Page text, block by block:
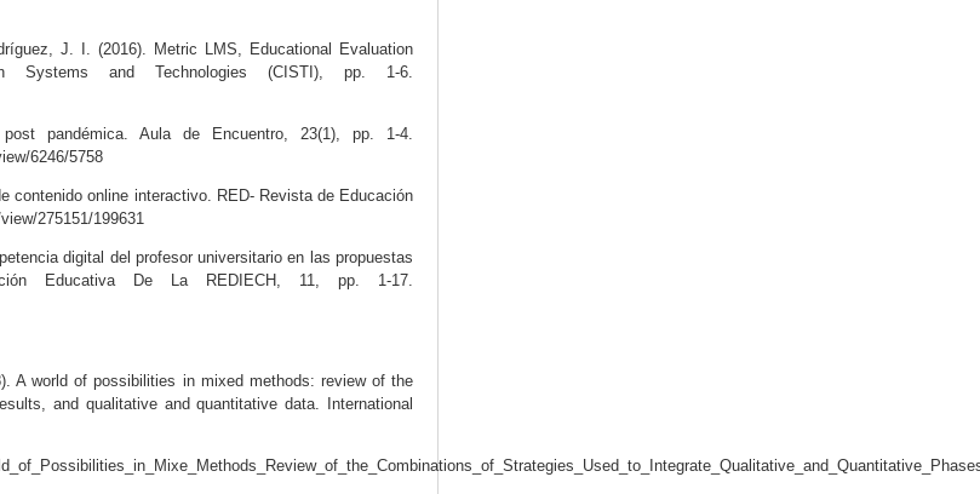
J. I. (2016). Metric LMS, Educational Evaluation
Systems and Technologies (CISTI), pp. 1-6.
pandémica. Aula de Encuentro, 23(1), pp. 1-4.
6246/5758
contenido online interactivo. RED- Revista de Educación
275151/199631
digital del profesor universitario en las propuestas
Educativa De La REDIECH, 11, pp. 1-17.
A world of possibilities in mixed methods: review of the
and qualitative and quantitative data. International